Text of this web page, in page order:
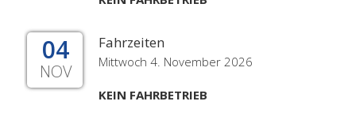
04
NOV
Fahrzeiten
Mittwoch 4. November 2026
KEIN FAHRBETRIEB